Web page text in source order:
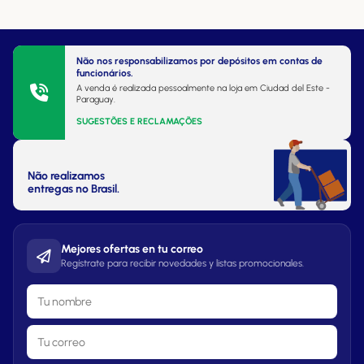
Não nos responsabilizamos por depósitos em contas de
funcionários.
A venda é realizada pessoalmente na loja em Ciudad del Este -
Paraguay.
SUGESTÕES E RECLAMAÇÕES
Não realizamos
entregas no Brasil.
Mejores ofertas en tu correo
Regístrate para recibir novedades y listas promocionales.